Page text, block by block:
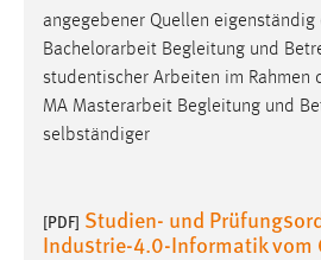
angegebener Quellen eigenständig
Bachelorarbeit Begleitung und
studentischer Arbeiten im Rahmen
MA Masterarbeit Begleitung und
selbständiger
[PDF] Studien- und
Industrie-4.0-Informatik vom